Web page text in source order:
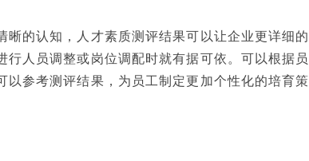
的认知，人才素质测评结果可以让企业更详细的
人员调整或岗位调配时就有据可依。可以根据员
参考测评结果，为员工制定更加个性化的培育策